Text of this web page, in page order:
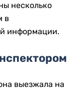
несколько
в
информации.
выезжала на